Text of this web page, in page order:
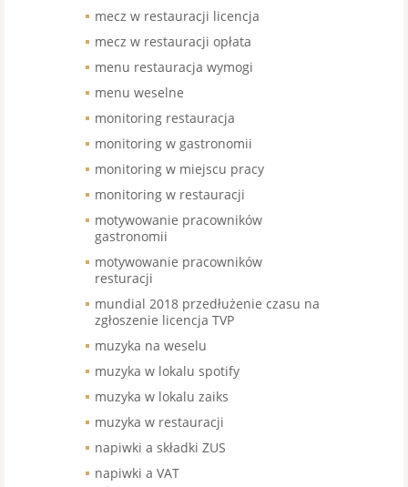
mecz w restauracji licencja
mecz w restauracji opłata
menu restauracja wymogi
menu weselne
monitoring restauracja
monitoring w gastronomii
monitoring w miejscu pracy
monitoring w restauracji
motywowanie pracowników
gastronomii
motywowanie pracowników
resturacji
mundial 2018 przedłużenie czasu na
zgłoszenie licencja TVP
muzyka na weselu
muzyka w lokalu spotify
muzyka w lokalu zaiks
muzyka w restauracji
napiwki a składki ZUS
napiwki a VAT